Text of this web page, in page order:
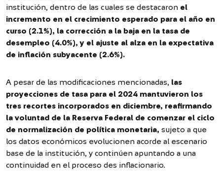
institución, dentro de las cuales se destacaron el
incremento en el crecimiento esperado para el año en
curso (2.1%), la corrección a la baja en la tasa de
desempleo (4.0%), y el ajuste al alza en la expectativa
de inflación subyacente (2.6%).
A pesar de las modificaciones mencionadas, las
proyecciones de tasa para el 2024 mantuvieron los
tres recortes incorporados en diciembre, reafirmando
la voluntad de la Reserva Federal de comenzar el ciclo
de normalización de política monetaria, sujeto a que
los datos económicos evolucionen acorde al escenario
base de la institución, y continúen apuntando a una
continuidad en el proceso des inflacionario.